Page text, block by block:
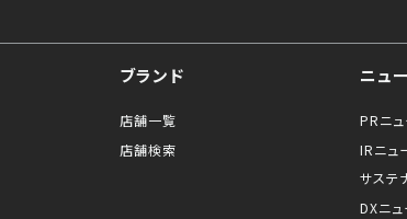
ブランド
店舗一覧
店舗検索
ニュ
PRニ
IRニュ
サステ
DXニ